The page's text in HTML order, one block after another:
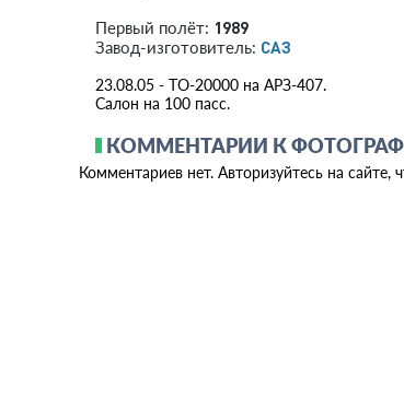
Первый полёт: 1989
Завод-изготовитель: САЗ
23.08.05 - ТО-20000 на АРЗ-407.
Салон на 100 пасс.
КОММЕНТАРИИ К
Комментариев нет. Авторизуйтесь на